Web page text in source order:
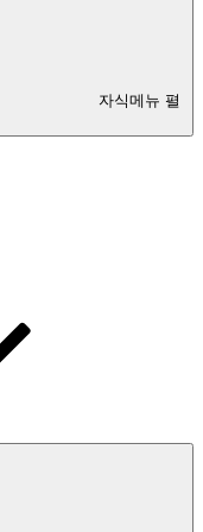
자식메뉴 펼